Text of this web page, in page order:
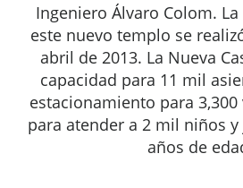
Ingeniero Álvaro Colom.
este nuevo templo se
abril de 2013. La Nueva
capacidad para 11 mil
estacionamiento para
para atender a 2 mil niños y
años de